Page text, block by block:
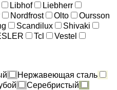
Libhof
Liebherr
Nordfrost Olto
Oursson
Scandilux
Shivaki
Tcl
Vestel
Нержавеющая сталь
Серебристый